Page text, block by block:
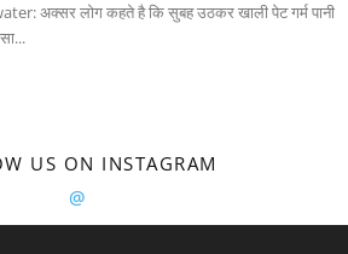
अक्सर लोग कहते है कि सुबह उठकर खाली पेट गर्म पानी
US ON INSTAGRAM
@